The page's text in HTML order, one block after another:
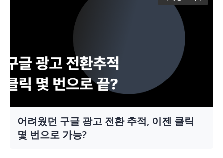
어려웠던 구글 광고 전환 추적, 이젠 클릭
몇 번으로 가능?